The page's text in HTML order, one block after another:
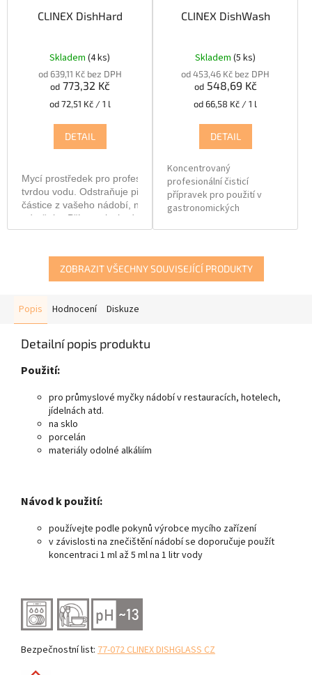
CLINEX DishHard
Skladem (4 ks)
od 639,11 Kč bez DPH
od773,32 Kč
Měrná
od 72,51 Kč / 1 l
DETAIL
Mycí prostředek pro profesionální použití v myčkách nádobí
tvrdou vodu. Odstraňuje připečené potraviny a tuhý tuk.
částice z vašeho nádobí, např. čaj a káva, stejně jako proteiny
od rtěnky. Přípravek vhodný na čištění porcelánu, nerezu, skla a
Pokročilé složení zabraňuje tvorbě vápníku, hořčíku a
s Clinex ShineHard.
CLINEX DishWash
Skladem (5 ks)
od 453,46 Kč bez DPH
od548,69 Kč
Měrná
od 66,58 Kč / 1 l
DETAIL
Koncentrovaný
profesionální čisticí
přípravek pro použití v
gastronomických
plastového,
porcelánového nádobí,
ZOBRAZIT VŠECHNY SOUVISEJÍCÍ PRODUKTY
Popis Hodnocení Diskuze
Detailní popis produktu
Použití:
pro průmyslové myčky nádobí v restauracích, hotelech,
jídelnách atd.
na sklo
porcelán
materiály odolné alkáliím
Návod k použití:
používejte podle pokynů výrobce mycího zařízení
v závislosti na znečištění nádobí se doporučuje použít
koncentraci 1 ml až 5 ml na 1 litr vody
Bezpečnostní list: 77-072 CLINEX DISHGLASS CZ